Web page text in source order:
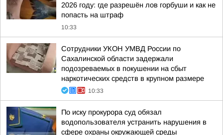
2026 году: где разрешён лов горбуши и как не
попасть на штраф
10:33
Сотрудники УКОН УМВД России по
Сахалинской области задержали
подозреваемых в покушении на сбыт
наркотических средств в крупном размере
10:33
По иску прокурора суд обязал
водопользователя устранить нарушения в
сфере охраны окружающей среды